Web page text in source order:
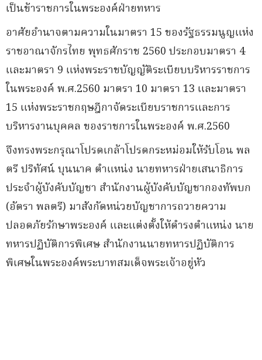
เป็นข้าราชการในพระองค์ฝ่ายทหาร
อาศัยอำนาจตามความในมาตรา 15 ของรัฐธรรมนูญแห่ง
ราชอาณาจักรไทย พุทธศักราช 2560 ประกอบมาตรา 4
และมาตรา 9 แห่งพระราชบัญญัติระเบียบบริหารราชการ
ในพระองค์ พ.ศ.2560 มาตรา 10 มาตรา 13 และมาตรา
15 แห่งพระราชกฤษฎีกาจัดระเบียบราชการและการ
บริหารงานบุคคล ของราชการในพระองค์ พ.ศ.2560
จึงทรงพระกรุณาโปรดเกล้าโปรดกระหม่อมให้รับโอน พล
ตรี ปริทัศน์ บุนนาค ตำแหน่ง นายทหารฝ่ายเสนาธิการ
ประจำผู้บังคับบัญชา สำนักงานผู้บังคับบัญชากองทัพบก
(อัตรา พลตรี) มาสังกัดหน่วยบัญชาการถวายความ
ปลอดภัยรักษาพระองค์ และแต่งตั้งให้ดำรงตำแหน่ง นาย
ทหารปฏิบัติการพิเศษ สำนักงานนายทหารปฏิบัติการ
พิเศษในพระองค์พระบาทสมเด็จพระเจ้าอยู่หัว